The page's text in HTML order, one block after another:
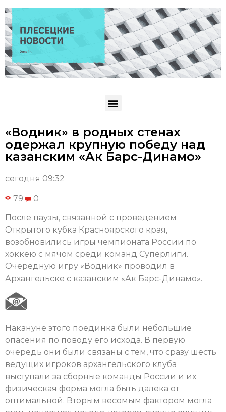
«Водник» в родных стенах
одержал крупную победу над
казанским «Ак Барс-Динамо»
сегодня 09:32
79 0
После паузы, связанной с проведением
Открытого кубка Красноярского края,
возобновились игры чемпионата России по
хоккею с мячом среди команд Суперлиги.
Очередную игру «Водник» проводил в
Архангельске с казанским «Ак Барс-Динамо».
Накануне этого поединка были небольшие
опасения по поводу его исхода. В первую
очередь они были связаны с тем, что сразу шесть
ведущих игроков архангельского клуба
выступали за сборные команды России и их
физическая форма могла быть далека от
оптимальной. Вторым весомым фактором могла